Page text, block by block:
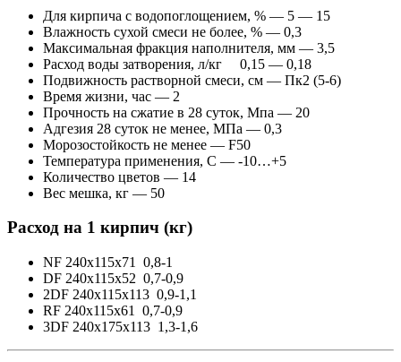
Для кирпича с водопоглощением, % — 5 — 15
Влажность сухой смеси не более, % — 0,3
Максимальная фракция наполнителя, мм — 3,5
Расход воды затворения, л/кг 0,15 — 0,18
Подвижность растворной смеси, см — Пк2 (5-6)
Время жизни, час — 2
Прочность на сжатие в 28 суток, Мпа — 20
Адгезия 28 суток не менее, МПа — 0,3
Морозостойкость не менее — F50
Температура применения, С — -10…+5
Количество цветов — 14
Вес мешка, кг — 50
Расход на 1 кирпич (кг)
NF 240x115x71 0,8-1
DF 240x115x52 0,7-0,9
2DF 240x115x113 0,9-1,1
RF 240x115x61 0,7-0,9
3DF 240x175x113 1,3-1,6